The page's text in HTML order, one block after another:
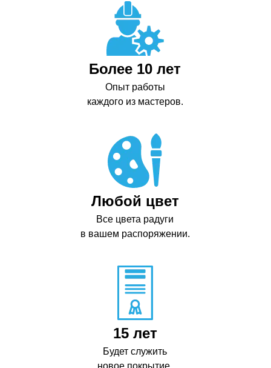
Более 10 лет
Опыт работы
каждого из мастеров.
Любой цвет
Все цвета радуги
в вашем распоряжении.
15 лет
Будет служить
новое покрытие.